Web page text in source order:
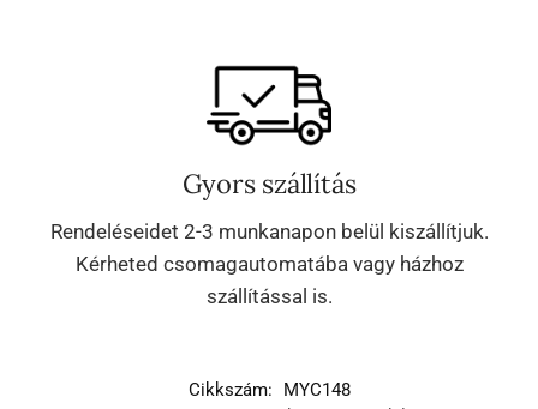
Gyors szállítás
Rendeléseidet 2-3 munkanapon belül kiszállítjuk.
Kérheted csomagautomatába vagy házhoz
szállítással is.
Cikkszám:
MYC148